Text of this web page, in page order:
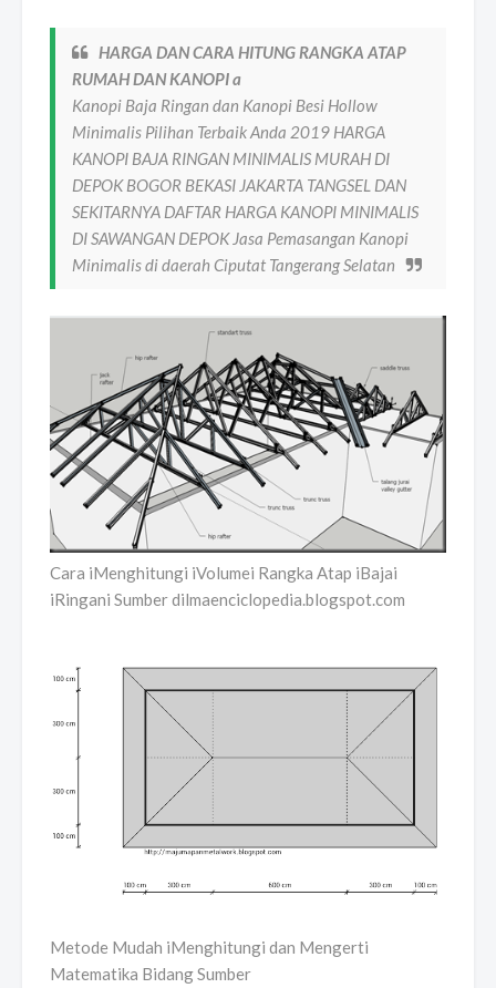
HARGA DAN CARA HITUNG RANGKA ATAP
RUMAH DAN KANOPI a
Kanopi Baja Ringan dan Kanopi Besi Hollow
Minimalis Pilihan Terbaik Anda 2019 HARGA
KANOPI BAJA RINGAN MINIMALIS MURAH DI
DEPOK BOGOR BEKASI JAKARTA TANGSEL DAN
SEKITARNYA DAFTAR HARGA KANOPI MINIMALIS
DI SAWANGAN DEPOK Jasa Pemasangan Kanopi
Minimalis di daerah Ciputat Tangerang Selatan
Cara iMenghitungi iVolumei Rangka Atap iBajai
iRingani Sumber dilmaenciclopedia.blogspot.com
Metode Mudah iMenghitungi dan Mengerti
Matematika Bidang Sumber